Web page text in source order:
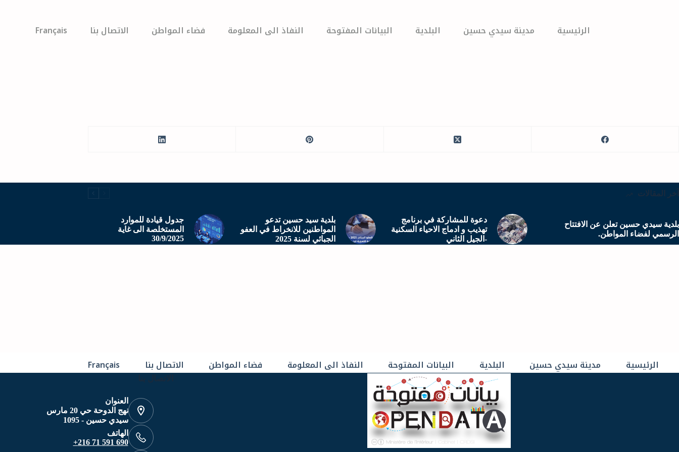
الرئيسية مدينة سيدي حسين البلدية البيانات المفتوحة النفاذ الى المعلومة فضاء المواطن الاتصال بنا Français
آخر المقالات
بلدية سيدي حسين تعلن عن الافتتاح
الرسمي لفضاء المواطن.
دعوة للمشاركة في برنامج
تهذيب و ادماج الاحياء السكنية
-الجيل الثاني
بلدية سيد حسين تدعو
المواطنين للانخراط في العفو
الجبائي لسنة 2025
جدول قيادة للموارد
المستخلصة الى غاية
30/9/2025
الرئيسية مدينة سيدي حسين البلدية البيانات المفتوحة النفاذ الى المعلومة فضاء المواطن الاتصال بنا Français
العنوان
نهج الدوحة حي 20 مارس
سيدي حسين - 1095
الهاتف
690 591 71 216+